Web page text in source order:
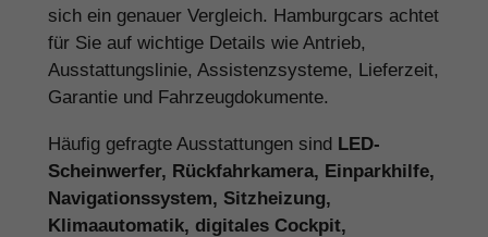
sich ein genauer Vergleich. Hamburgcars achtet
für Sie auf wichtige Details wie Antrieb,
Ausstattungslinie, Assistenzsysteme, Lieferzeit,
Garantie und Fahrzeugdokumente.
Häufig gefragte Ausstattungen sind LED-
Scheinwerfer, Rückfahrkamera, Einparkhilfe,
Navigationssystem, Sitzheizung,
Klimaautomatik, digitales Cockpit,